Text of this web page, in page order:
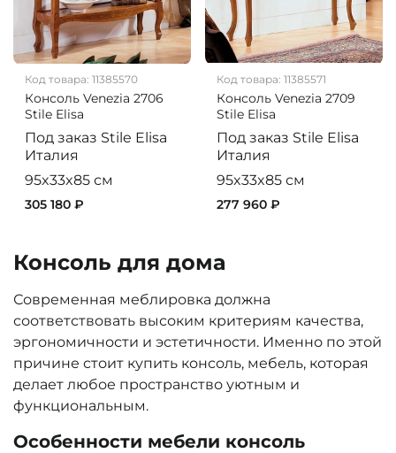
Код товара: 11385570
Консоль Venezia 2706
Stile Elisa
Под заказ Stile Elisa
Италия
95x33x85 см
305 180 ₽
Код товара: 11385571
Консоль Venezia 2709
Stile Elisa
Под заказ Stile Elisa
Италия
95x33x85 см
277 960 ₽
Консоль для дома
Современная меблировка должна
соответствовать высоким критериям качества,
эргономичности и эстетичности. Именно по этой
причине стоит купить консоль, мебель, которая
делает любое пространство уютным и
функциональным.
Особенности мебели консоль